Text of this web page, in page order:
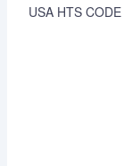
USA HTS CODE